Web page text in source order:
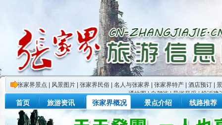
张家界景点 风景图片 张家界民俗 名人与张家界 张家界特产 酒店预订
通地图|自驾游|导游风采|投诉建
首页 旅游资讯 张家界概况 景点介绍 线路推荐